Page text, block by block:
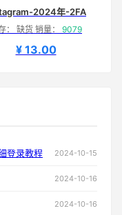
2024年-2FA
： 缺货 销量： 9079
¥ 13.00
登录教程 2024-10-15
2024-10-16
2024-10-16